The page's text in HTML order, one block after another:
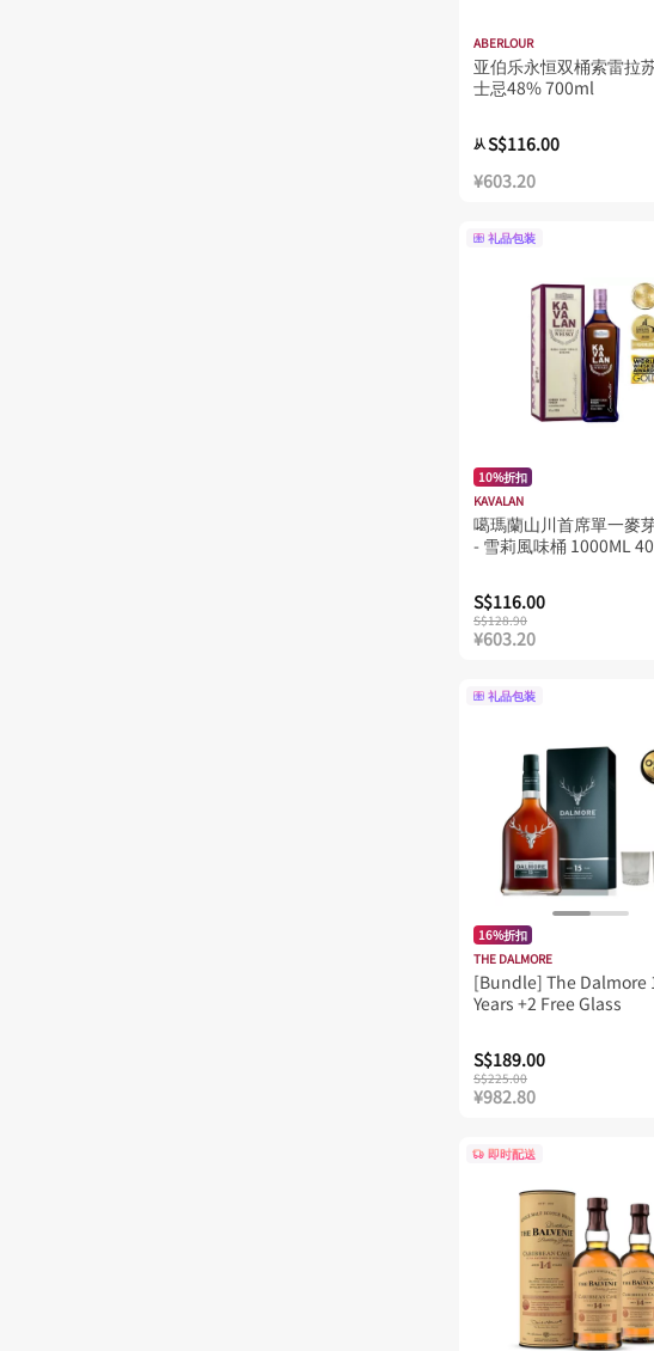
ABERLOUR
亚伯乐永恒双桶索雷拉
士忌48% 700ml
从S$116.00
¥603.20
礼品包装
10%折扣
KAVALAN
噶瑪蘭山川首席單一麥
- 雪莉風味桶 1000ML
S$116.00
S$128.90
¥603.20
礼品包装
16%折扣
THE DALMORE
[Bundle] The Dalmore
Years +2 Free Glass
S$189.00
S$225.00
¥982.80
即时配送